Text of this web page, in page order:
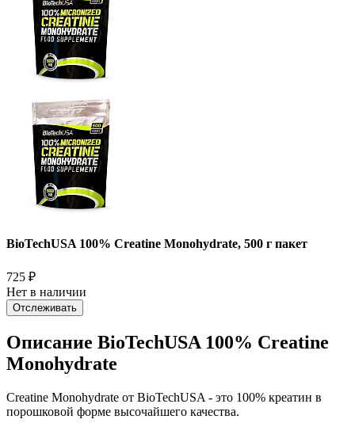
BioTechUSA 100% Creatine Monohydrate, 500 г пакет
725 ₽
Нет в наличии
Отслеживать
Описание BioTechUSA 100% Creatine
Monohydrate
Creatine Monohydrate от BioTechUSA - это 100% креатин в
порошковой форме высочайшего качества.